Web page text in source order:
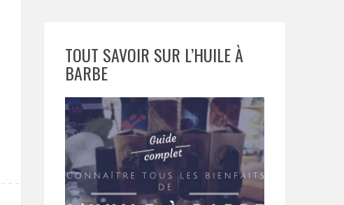
TOUT SAVOIR SUR L’HUILE À
BARBE